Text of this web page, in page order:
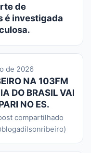
de
é investigada
de 2026
NA 103FM
DO BRASIL VAI
NO ES.
compartilhado